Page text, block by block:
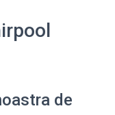
de